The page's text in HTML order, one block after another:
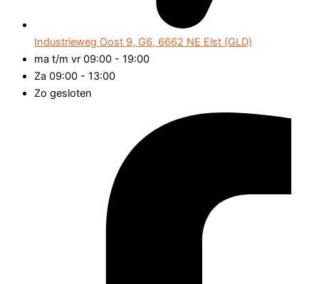
Industrieweg Oost 9, G6, 6662 NE Elst (GLD)
ma t/m vr 09:00 - 19:00
Za 09:00 - 13:00
Zo gesloten